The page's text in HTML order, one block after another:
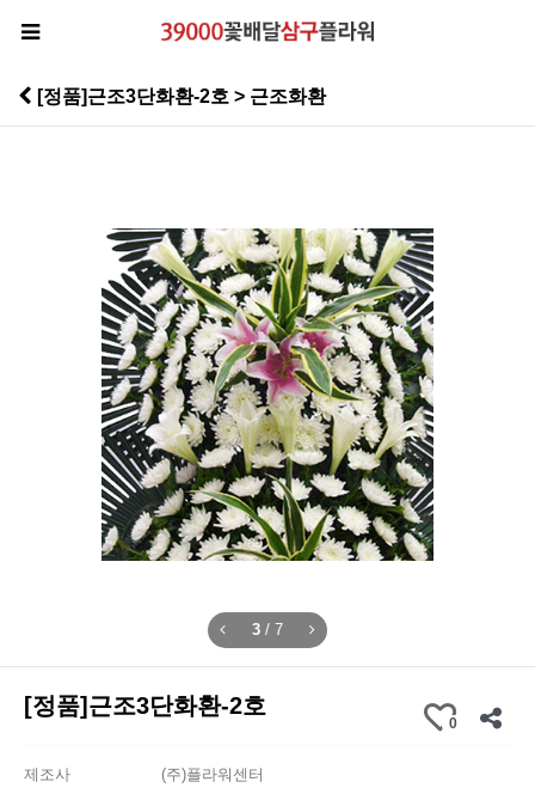
[정품]근조3단화환-2호 > 근조화환
3 / 7
[정품]근조3단화환-2호
0
제조사 (주)플라워센터